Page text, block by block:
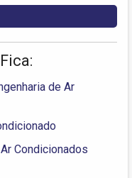
de Ar
Condicionados